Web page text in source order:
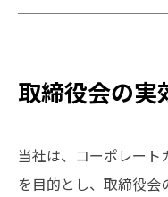
取締役会の実
当社は、コーポレート
を目的とし、取締役会